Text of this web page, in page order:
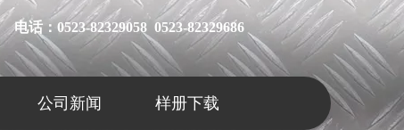
电话：0523-82329058 0523-82329686
公司新闻 样册下载